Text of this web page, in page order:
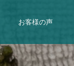
お客様の声